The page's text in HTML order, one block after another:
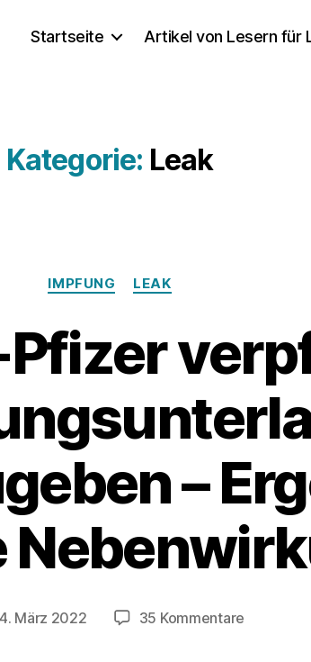
Startseite Artikel von Lesern für
Kategorie: Leak
Kategorien
IMPFUNG LEAK
Pfizer
–
4. März 2022 35 Kommentare